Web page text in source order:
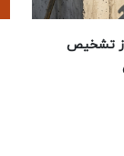
تشخیص